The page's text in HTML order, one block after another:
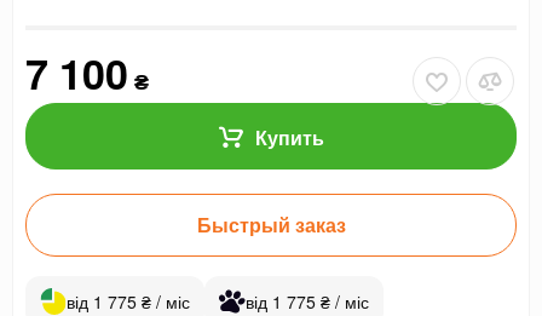
7 100 ₴
Купить
Быстрый заказ
від 1 775 ₴ / міс від 1 775 ₴ / міс